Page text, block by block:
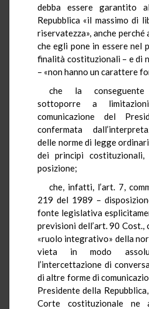
debba essere garantito
Repubblica «il massimo di
riservatezza», anche
che egli pone in essere nel
finalità costituzionali – e di
– «non hanno un carattere
che la
sottoporre a
comunicazione del
confermata
delle norme di legge
dei principi
posizione;
che, infatti, l’art. 7,
219 del 1989 –
fonte legislativa
previsioni dell’art. 90 Cost.,
«ruolo integrativo» della
vieta in modo
l’intercettazione di
di altre forme di
Presidente della
Corte costituzionale ne